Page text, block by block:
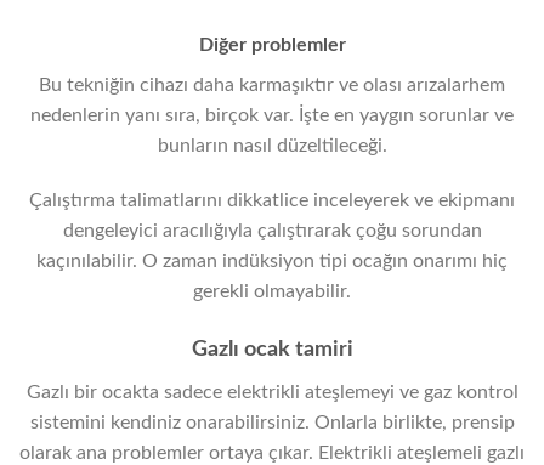
Diğer problemler
Bu tekniğin cihazı daha karmaşıktır ve olası arızalarhem
nedenlerin yanı sıra, birçok var. İşte en yaygın sorunlar ve
bunların nasıl düzeltileceği.
Çalıştırma talimatlarını dikkatlice inceleyerek ve ekipmanı
dengeleyici aracılığıyla çalıştırarak çoğu sorundan
kaçınılabilir. O zaman indüksiyon tipi ocağın onarımı hiç
gerekli olmayabilir.
Gazlı ocak tamiri
Gazlı bir ocakta sadece elektrikli ateşlemeyi ve gaz kontrol
sistemini kendiniz onarabilirsiniz. Onlarla birlikte, prensip
olarak ana problemler ortaya çıkar. Elektrikli ateşlemeli gazlı